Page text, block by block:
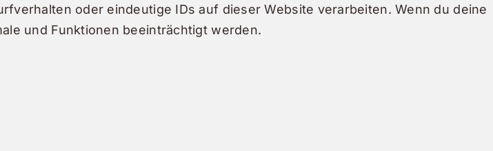
oder eindeutige IDs auf dieser Website verarbeiten. Wenn du deine
und Funktionen beeinträchtigt werden.